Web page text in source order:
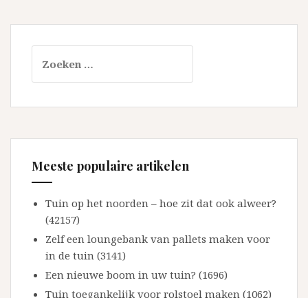
naar:
Meeste populaire artikelen
Tuin op het noorden – hoe zit dat ook alweer?
(42157)
Zelf een loungebank van pallets maken voor
in de tuin (3141)
Een nieuwe boom in uw tuin? (1696)
Tuin toegankelijk voor rolstoel maken (1062)